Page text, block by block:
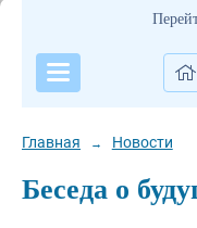
Главная → Новости
Беседа о